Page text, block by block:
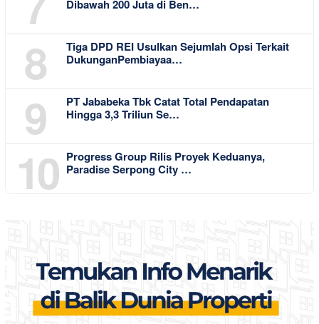
7
5 Rekomendasi Perumahan Dengan Harga
8
Tiga DPD REI Usulkan Sejumlah Opsi Terkait
9
PT Jababeka Tbk Catat Total Pendapatan
10
Progress Group Rilis Proyek Keduanya,